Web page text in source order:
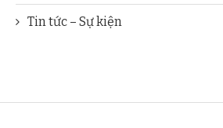
Tin tức – Sự kiện